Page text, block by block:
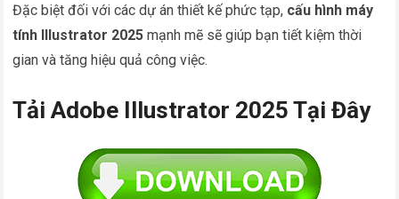
Đặc biệt đối với các dự án thiết kế phức tạp, cấu hình máy
tính Illustrator 2025 mạnh mẽ sẽ giúp bạn tiết kiệm thời
gian và tăng hiệu quả công việc.
Tải Adobe Illustrator 2025 Tại Đây